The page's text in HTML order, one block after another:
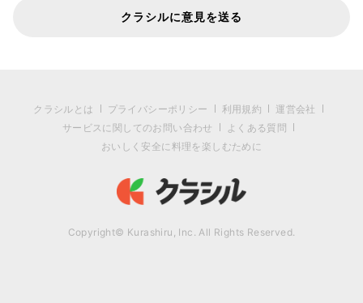
クラシルに意見を送る
クラシルとは プライバシーポリシー 利用規約
運営会社
サービスに関してのお問い合わせ
よくある質問
おいしく安全に料理を楽しむために
Copyright© Kurashiru, Inc. All Rights Reserved.